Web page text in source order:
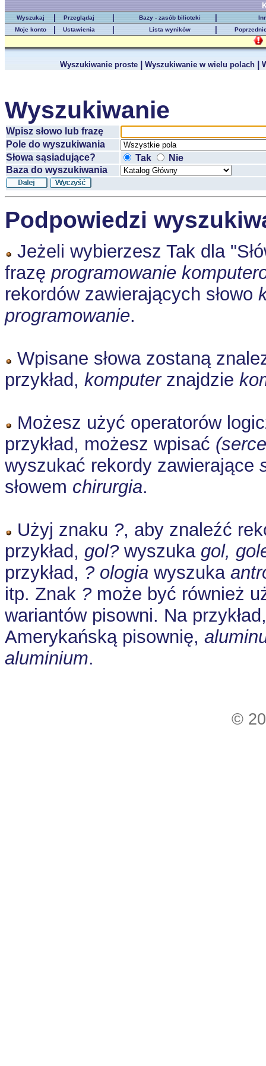
Wyszukaj Przeglądaj Bazy - zasób bilioteki
Moje konto
Ustawienia Lista wyników
Wyszukiwanie proste Wyszukiwanie w wielu polach
Wyszukiwanie
Wpisz słowo lub frazę
Pole do wyszukiwania
Słowa sąsiadujące?
Tak
Nie
Baza do wyszukiwania
Podpowiedzi
Jeżeli wybierzesz Tak dla
frazę programowanie
rekordów zawierających słowo
programowanie.
Wpisane słowa zostaną
przykład, komputerznajdzie
Możesz użyć operatorów
przykład, możesz wpisać
wyszukać rekordy zawierające
słowem chirurgia.
Użyj znaku ?, aby znaleźć
przykład, gol?wyszuka gol,
przykład, ? ologia wyszuka
itp. Znak ?może być również
wariantów pisowni. Na
Amerykańską pisownię,
aluminium.
©